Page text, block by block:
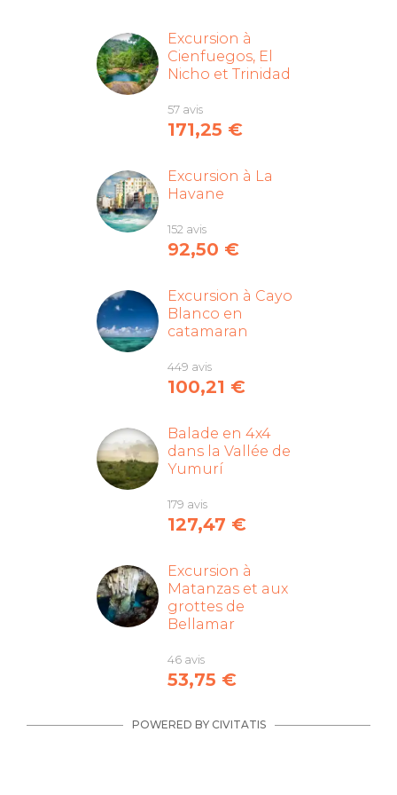
Excursion à
Cienfuegos, El
Nicho et Trinidad
57 avis
171,25 €
Excursion à La
Havane
152 avis
92,50 €
Excursion à Cayo
Blanco en
catamaran
449 avis
100,21 €
Balade en 4x4
dans la Vallée de
Yumurí
179 avis
127,47 €
Excursion à
Matanzas et aux
grottes de
Bellamar
46 avis
53,75 €
POWERED BY CIVITATIS